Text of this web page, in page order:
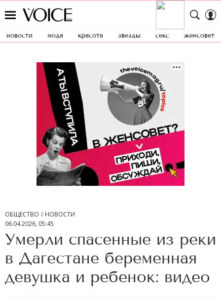
новости мода красота звезды секс женсовет
ОБЩЕСТВО
НОВОСТИ
06.04.2026, 05:45
Умерли спасенные из реки
в Дагестане беременная
девушка и ребенок: видео